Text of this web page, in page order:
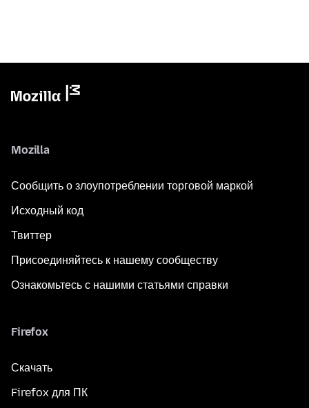
Mozilla
Сообщить о злоупотреблении торговой маркой
Исходный код
Твиттер
Присоединяйтесь к нашему сообществу
Ознакомьтесь с нашими статьями справки
Firefox
Скачать
Firefox для ПК